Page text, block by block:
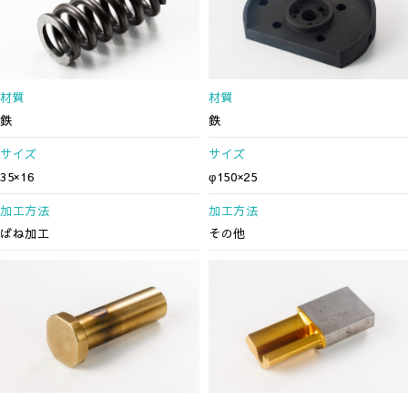
材質
鉄
サイズ
35×16
加工方法
ばね加工
材質
鉄
サイズ
φ150×25
加工方法
その他